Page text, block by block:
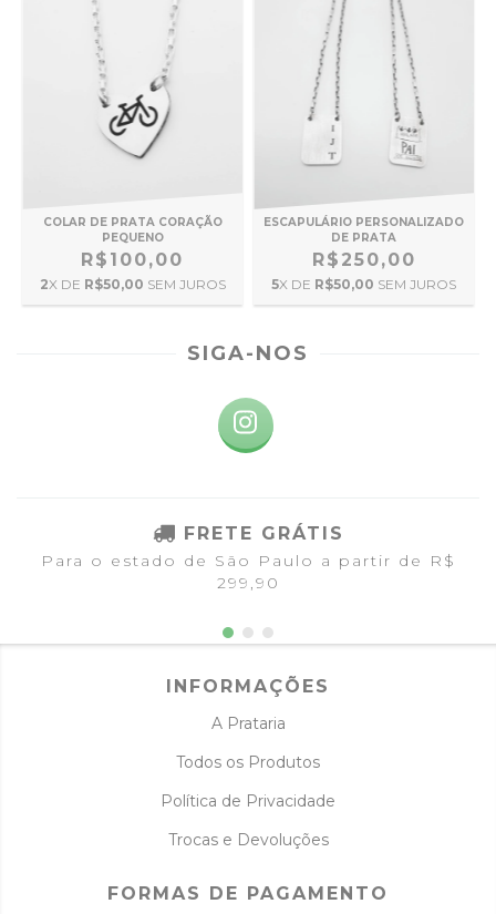
COLAR DE PRATA CORAÇÃO
PEQUENO
R$100,00
2X DE R$50,00 SEM JUROS
ESCAPULÁRIO PERSONALIZADO
DE PRATA
R$250,00
5X DE R$50,00 SEM JUROS
SIGA-NOS
FRETE GRÁTIS
Para o estado de São Paulo a partir de R$
299,90
INFORMAÇÕES
A Prataria
Todos os Produtos
Política de Privacidade
Trocas e Devoluções
FORMAS DE PAGAMENTO